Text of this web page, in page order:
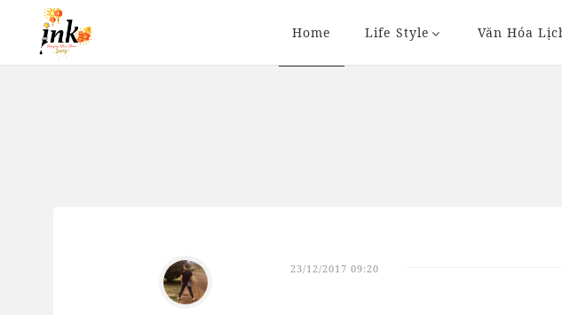
Home Life Style Văn Hóa
23/12/2017 09:20